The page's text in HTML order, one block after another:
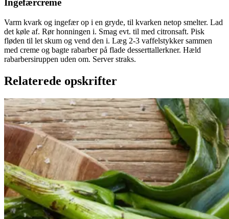
Ingefærcreme
Varm kvark og ingefær op i en gryde, til kvarken netop smelter. Lad
det køle af. Rør honningen i. Smag evt. til med citronsaft. Pisk
fløden til let skum og vend den i. Læg 2-3 vaffelstykker sammen
med creme og bagte rabarber på flade desserttallerkner. Hæld
rabarbersiruppen uden om. Server straks.
Relaterede opskrifter
CatalanskCatalansk
bønnesalatbønnesala
t medmed
grilledegrillede
grøntsagergrøntsage
r ogog salbitxada-
saucesalbitxada-
sauce